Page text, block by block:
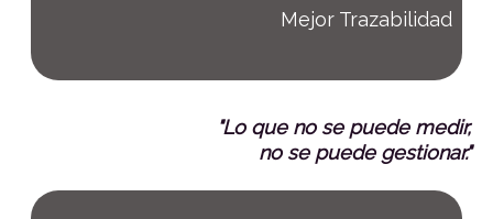
Mejor Trazabilidad
"Lo que no se puede medir,
no se puede gestionar."